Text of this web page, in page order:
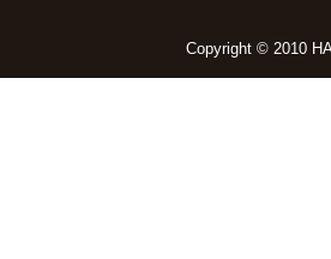
Copyright © 2010